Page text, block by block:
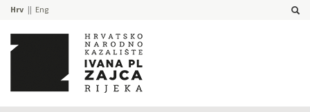
Hrv Eng